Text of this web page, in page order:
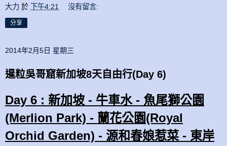
大力 於 下午4:21 沒有留言:
分享
2014年2月5日 星期三
暹粒吳哥窟新加坡8天自由行(Day 6)
Day 6 : 新加坡 - 牛車水 - 魚尾獅公園
(Merlion Park) - 蘭花公園(Royal
Orchid Garden) - 源和春娘惹菜 - 東岸